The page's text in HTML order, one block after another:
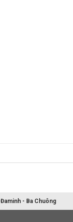
- Ba Chuông